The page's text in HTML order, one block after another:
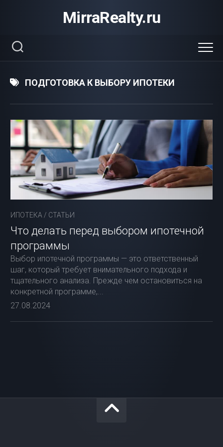
MirraRealty.ru
ПОДГОТОВКА К ВЫБОРУ ИПОТЕКИ
ИПОТЕКА / СТАТЬИ
Что делать перед выбором ипотечной
программы
Выбор ипотечной программы — это ответственный
шаг, который требует внимательного подхода и
тщательного анализа. Прежде чем остановиться на
конкретной программе,...
27.08.2024